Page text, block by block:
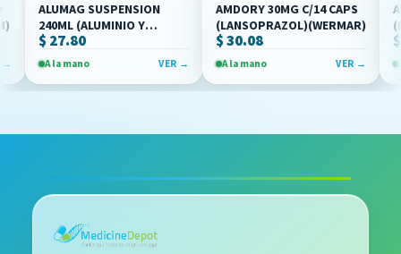
ALUMAG SUSPENSION
240ML (ALUMINIO Y
MAGNESIO)(NOVAG)
$ 27.80
A la mano VER →
AMDORY 30MG C/14 CAPS
(LANSOPRAZOL)(WERMAR)
$ 30.08
A la mano VER →
$
A la